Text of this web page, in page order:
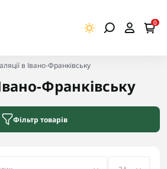
0
в Івано-Франківську
Франківську
Фільтр товарів